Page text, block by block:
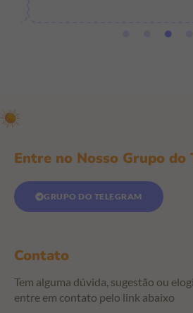
Entre no Nosso Grupo do
GRUPO DO TELEGRAM
Contato
Tem alguma dúvida, sugestão ou
entre em contato pelo link abaixo